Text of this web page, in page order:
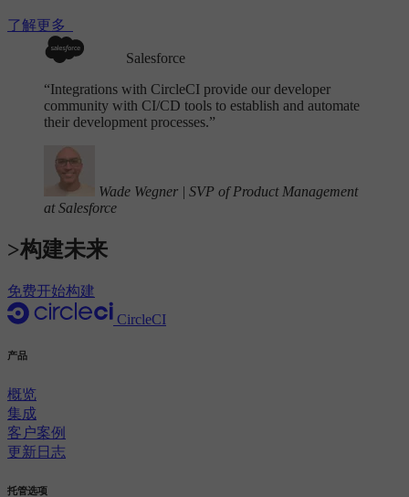
了解更多
Salesforce
“Integrations with CircleCI provide our developer
community with CI/CD tools to establish and automate
their development processes.”
Wade Wegner | SVP of Product Management
at Salesforce
>构建未来
免费开始构建
CircleCI
产品
概览
集成
客户案例
更新日志
托管选项